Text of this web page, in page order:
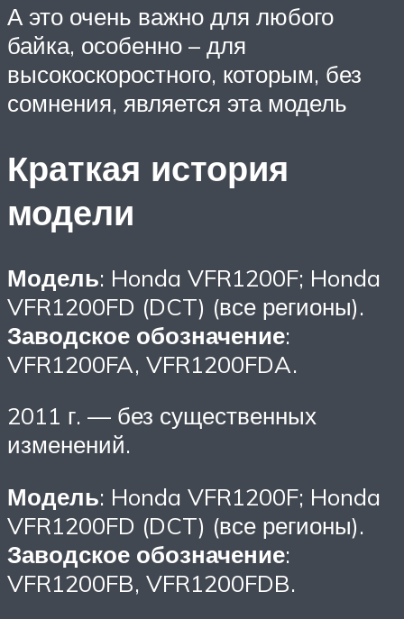
А это очень важно для любого
байка, особенно – для
высокоскоростного, которым, без
сомнения, является эта модель
Краткая история
модели
Модель: Honda VFR1200F; Honda
VFR1200FD (DCT) (все регионы).
Заводское обозначение:
VFR1200FA, VFR1200FDA.
2011 г. — без существенных
изменений.
Модель: Honda VFR1200F; Honda
VFR1200FD (DCT) (все регионы).
Заводское обозначение:
VFR1200FB, VFR1200FDB.